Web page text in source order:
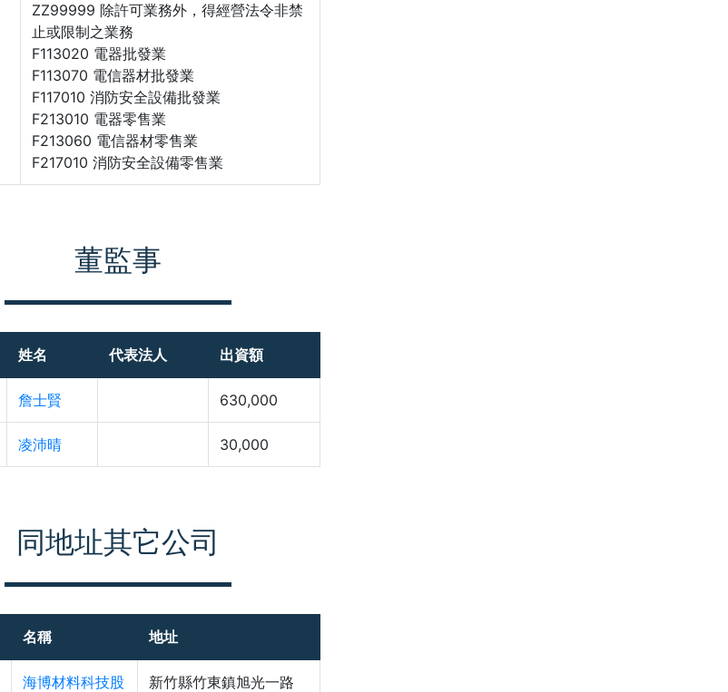
ZZ99999 除許可業務外，得經營法令非禁
止或限制之業務
F113020 電器批發業
F113070 電信器材批發業
F117010 消防安全設備批發業
F213010 電器零售業
F213060 電信器材零售業
F217010 消防安全設備零售業
董監事
姓名 代表法人 出資額
詹士賢 630,000
凌沛晴 30,000
同地址其它公司
名稱 地址
海博材料科技股
新竹縣竹東鎮旭光一路